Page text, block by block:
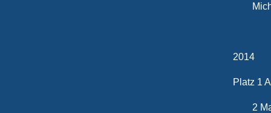
2014
Platz 1
2